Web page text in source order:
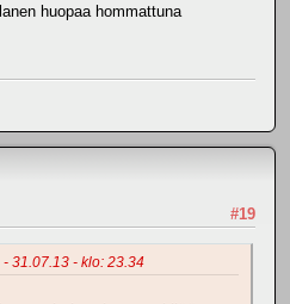
huopaa hommattuna
#19
31.07.13 - klo: 23.34